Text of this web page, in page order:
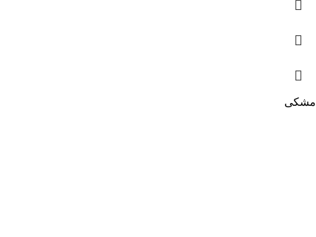
مشکی